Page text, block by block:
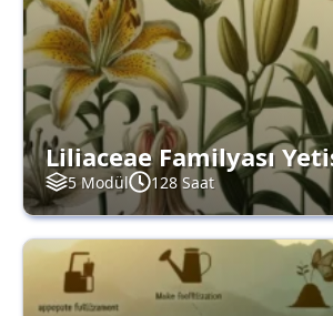
Liliaceae Familyası
5 Modül 128 Saat